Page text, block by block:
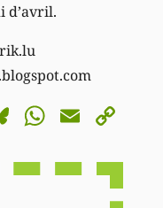
d’avril.
BlueskyEmail